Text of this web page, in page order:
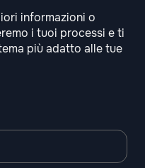
informazioni o
i tuoi processi e ti
più adatto alle tue